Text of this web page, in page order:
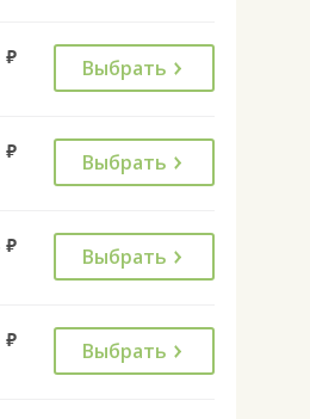
руб. Выбрать
руб. Выбрать
руб. Выбрать
руб. Выбрать